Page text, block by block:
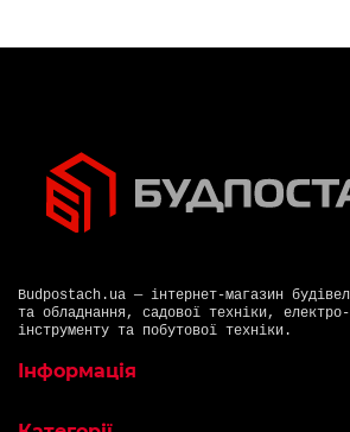
Budpostach.ua — інтернет-магазин
та обладнання, садової техніки,
інструменту та побутової техніки.
Інформація